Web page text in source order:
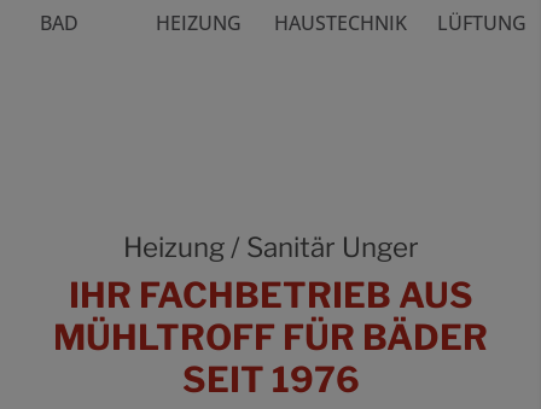
BAD HEIZUNG HAUSTECHNIK LÜFTUNG
Heizung / Sanitär Unger
IHR FACHBETRIEB AUS
MÜHLTROFF FÜR BÄDER
SEIT 1976